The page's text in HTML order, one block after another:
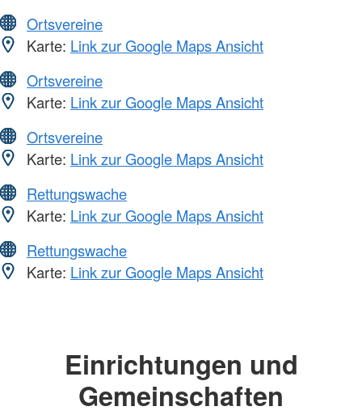
Ortsvereine
Karte: Link zur Google Maps Ansicht
Ortsvereine
Karte: Link zur Google Maps Ansicht
Ortsvereine
Karte: Link zur Google Maps Ansicht
Rettungswache
Karte: Link zur Google Maps Ansicht
Rettungswache
Karte: Link zur Google Maps Ansicht
Einrichtungen und
Gemeinschaften